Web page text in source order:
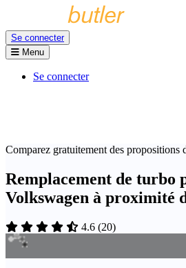
Se connecter
Menu
Se connecter
Comparez gratuitement des propositions
Remplacement de turbo
Volkswagen à proximité
4.6 (20)